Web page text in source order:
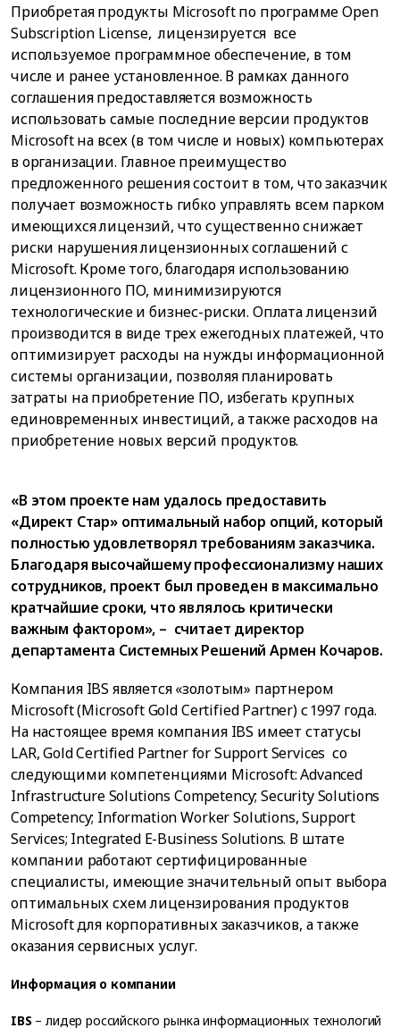
Приобретая продукты Microsoft по программе Open
Subscription License, лицензируется все
используемое программное обеспечение, в том
числе и ранее установленное. В рамках данного
соглашения предоставляется возможность
использовать самые последние версии продуктов
Microsoft на всех (в том числе и новых) компьютерах
в организации. Главное преимущество
предложенного решения состоит в том, что заказчик
получает возможность гибко управлять всем парком
имеющихся лицензий, что существенно снижает
риски нарушения лицензионных соглашений с
Microsoft. Кроме того, благодаря использованию
лицензионного ПО, минимизируются
технологические и бизнес-риски. Оплата лицензий
производится в виде трех ежегодных платежей, что
оптимизирует расходы на нужды информационной
системы организации, позволяя планировать
затраты на приобретение ПО, избегать крупных
единовременных инвестиций, а также расходов на
приобретение новых версий продуктов.
«В этом проекте нам удалось предоставить
«Директ Стар» оптимальный набор опций, который
полностью удовлетворял требованиям заказчика.
Благодаря высочайшему профессионализму наших
сотрудников, проект был проведен в максимально
кратчайшие сроки, что являлось критически
важным фактором», – считает директор
департамента Системных Решений Армен Кочаров.
Компания IBS является «золотым» партнером
Microsoft (Microsoft Gold Certified Partner) с 1997 года.
На настоящее время компания IBS имеет статусы
LAR, Gold Certified Partner for Support Services со
следующими компетенциями Microsoft: Advanced
Infrastructure Solutions Competency; Security Solutions
Competency; Information Worker Solutions, Support
Services; Integrated E-Business Solutions. В штате
компании работают сертифицированные
специалисты, имеющие значительный опыт выбора
оптимальных схем лицензирования продуктов
Microsoft для корпоративных заказчиков, а также
оказания сервисных услуг.
Информация о компании
IBS– лидер российского рынка информационных технологий